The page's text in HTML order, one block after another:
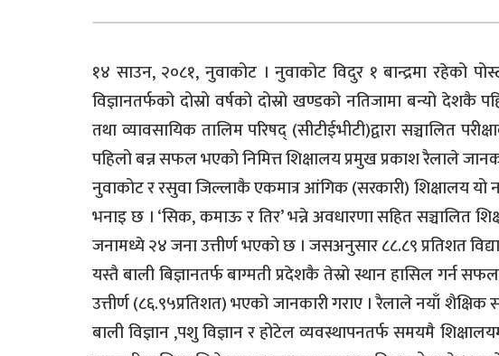
१४ साउन, २०८१, नुवाकोट । नुवाकोट विदुर १ बान्द्रमा रहेको
विज्ञानतर्फको दोस्रो वर्षको दोस्रो खण्डको नतिजामा बन्यो देशकै
तथा व्यावसायिक तालिम परिषद् (सीटीईभीटी)द्वारा सञ्चालित
पहिलो बन्न सफल भएको निमित्त शिक्षालय प्रमुख प्रकाश रैलाले
नुवाकोट र रसुवा जिल्लाकै एकमात्र आंगिक (सरकारी) शिक्षालय
भनाइ छ । ‘सिक, कमाऊ र तिर’ भन्ने अवधारणा सहित सञ्चालित
जनामध्ये २४ जना उत्तीर्ण भएको छ । जसअनुसार ८८.८९ प्रतिशत
यस्तै बाली बिज्ञानतर्फ बाग्मती प्रदेशकै तेस्रो स्थान हासिल
उत्तीर्ण (८६.९५प्रतिशत) भएको जानकारी गराए । रैलाले नयाँ
बाली विज्ञान ,पशु विज्ञान र होटेल व्यवस्थापनतर्फ समयमै